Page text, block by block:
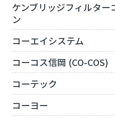
ケンブリッジフィルター
ン
コーエイシステム
コーコス信岡 (CO-COS)
コーテック
コーヨー